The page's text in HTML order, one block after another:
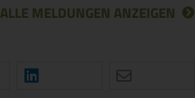
ALLE MELDUNGEN ANZEIGEN